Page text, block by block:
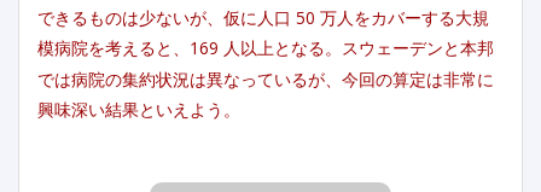
できるものは少ないが、仮に人口 50 万人をカバーする大規
模病院を考えると、169 人以上となる。スウェーデンと本邦
では病院の集約状況は異なっているが、今回の算定は非常に
興味深い結果といえよう。